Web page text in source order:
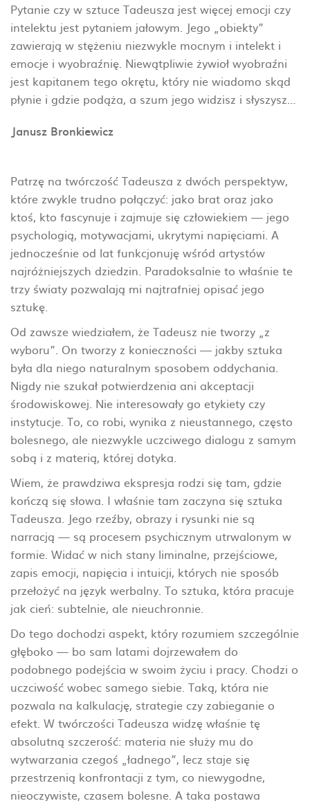
Pytanie czy w sztuce Tadeusza jest więcej emocji czy
intelektu jest pytaniem jałowym. Jego „obiekty”
zawierają w stężeniu niezwykle mocnym i intelekt i
emocje i wyobraźnię. Niewątpliwie żywioł wyobraźni
jest kapitanem tego okrętu, który nie wiadomo skąd
płynie i gdzie podąża, a szum jego widzisz i słyszysz…
Janusz Bronkiewicz
Patrzę na twórczość Tadeusza z dwóch perspektyw,
które zwykle trudno połączyć: jako brat oraz jako
ktoś, kto fascynuje i zajmuje się człowiekiem — jego
psychologią, motywacjami, ukrytymi napięciami. A
jednocześnie od lat funkcjonuję wśród artystów
najróżniejszych dziedzin. Paradoksalnie to właśnie te
trzy światy pozwalają mi najtrafniej opisać jego
sztukę.
Od zawsze wiedziałem, że Tadeusz nie tworzy „z
wyboru”. On tworzy z konieczności — jakby sztuka
była dla niego naturalnym sposobem oddychania.
Nigdy nie szukał potwierdzenia ani akceptacji
środowiskowej. Nie interesowały go etykiety czy
instytucje. To, co robi, wynika z nieustannego, często
bolesnego, ale niezwykle uczciwego dialogu z samym
sobą i z materią, której dotyka.
Wiem, że prawdziwa ekspresja rodzi się tam, gdzie
kończą się słowa. I właśnie tam zaczyna się sztuka
Tadeusza. Jego rzeźby, obrazy i rysunki nie są
narracją — są procesem psychicznym utrwalonym w
formie. Widać w nich stany liminalne, przejściowe,
zapis emocji, napięcia i intuicji, których nie sposób
przełożyć na język werbalny. To sztuka, która pracuje
jak cień: subtelnie, ale nieuchronnie.
Do tego dochodzi aspekt, który rozumiem szczególnie
głęboko — bo sam latami dojrzewałem do
podobnego podejścia w swoim życiu i pracy. Chodzi o
uczciwość wobec samego siebie. Taką, która nie
pozwala na kalkulację, strategie czy zabieganie o
efekt. W twórczości Tadeusza widzę właśnie tę
absolutną szczerość: materia nie służy mu do
wytwarzania czegoś „ładnego”, lecz staje się
przestrzenią konfrontacji z tym, co niewygodne,
nieoczywiste, czasem bolesne. A taka postawa